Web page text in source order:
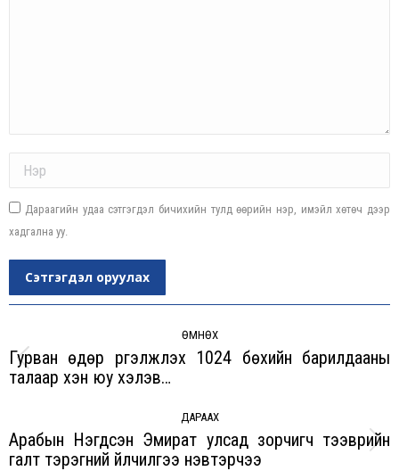
Дараагийн удаа сэтгэгдэл бичихийн тулд өөрийн нэр, имэйл хөтөч дээр
хадгална уу.
Сэтгэгдэл оруулах
ӨМНӨХ
Previous
Гурван өдөр үргэлжлэх 1024 бөхийн барилдааны
талаар хэн юу хэлэв…
ДАРААХ
Next
Арабын Нэгдсэн Эмират улсад зорчигч тээврийн
галт тэрэгний үйлчилгээ нэвтэрчээ